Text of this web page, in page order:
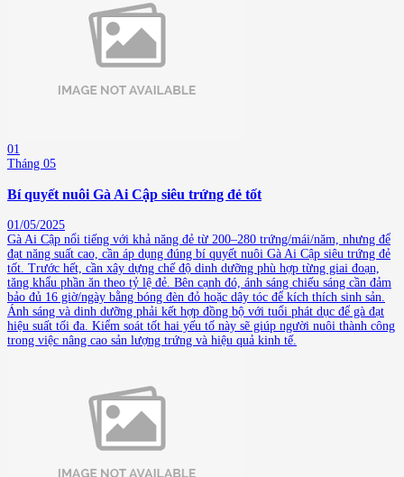
01
Tháng 05
Bí quyết nuôi Gà Ai Cập siêu trứng đẻ tốt
01/05/2025
Gà Ai Cập nổi tiếng với khả năng đẻ từ 200–280 trứng/mái/năm, nhưng để
đạt năng suất cao, cần áp dụng đúng bí quyết nuôi Gà Ai Cập siêu trứng đẻ
tốt. Trước hết, cần xây dựng chế độ dinh dưỡng phù hợp từng giai đoạn,
tăng khẩu phần ăn theo tỷ lệ đẻ. Bên cạnh đó, ánh sáng chiếu sáng cần đảm
bảo đủ 16 giờ/ngày bằng bóng đèn đỏ hoặc dây tóc để kích thích sinh sản.
Ánh sáng và dinh dưỡng phải kết hợp đồng bộ với tuổi phát dục để gà đạt
hiệu suất tối đa. Kiểm soát tốt hai yếu tố này sẽ giúp người nuôi thành công
trong việc nâng cao sản lượng trứng và hiệu quả kinh tế.